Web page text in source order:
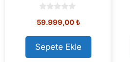
o
t
o
f
5
59.999,00₺
Sepete Ekle